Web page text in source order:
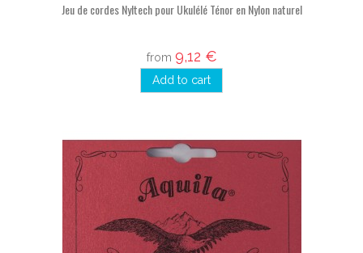
Jeu de cordes Nyltech pour Ukulélé Ténor en Nylon naturel
from 9,12 €
Add to cart